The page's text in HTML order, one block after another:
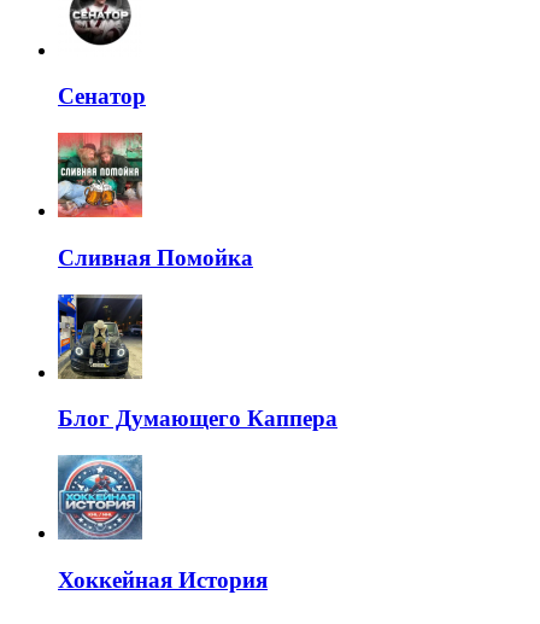
Сенатор
Сливная Помойка
Блог Думающего Каппера
Хоккейная История